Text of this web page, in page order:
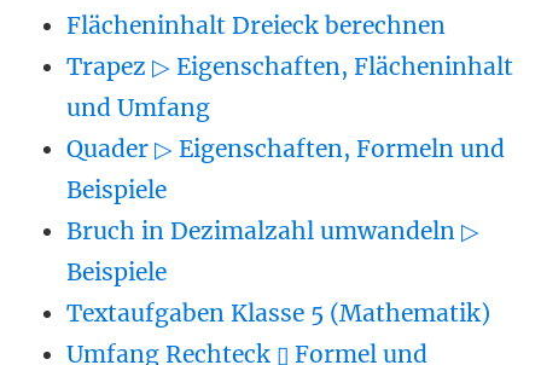
Flächeninhalt Dreieck berechnen
Trapez ▷ Eigenschaften, Flächeninhalt
und Umfang
Quader ▷ Eigenschaften, Formeln und
Beispiele
Bruch in Dezimalzahl umwandeln ▷
Beispiele
Textaufgaben Klasse 5 (Mathematik)
Umfang Rechteck ▯ Formel und